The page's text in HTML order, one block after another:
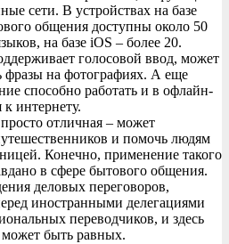
сети. В устройствах на базе
общения доступны около 50
на базе iOS – более 20.
голосовой ввод, может
фразы на фотографиях. А еще
способно работать и в офлайн-
интернету.
отличная – может
и помочь людям
Конечно, применение такого
в сфере бытового общения.
деловых переговоров,
иностранными делегациями
переводчиков, и здесь
быть равных.